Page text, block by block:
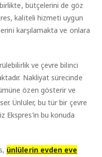
bütçelerini de göz
kaliteli hizmeti uygun
karşılamakta ve onlara
ve çevre bilinci
Nakliyat sürecinde
özen gösterir ve
Ünlüler, bu tür bir çevre
Ekspres’in bu konuda
ünlülerin evden eve